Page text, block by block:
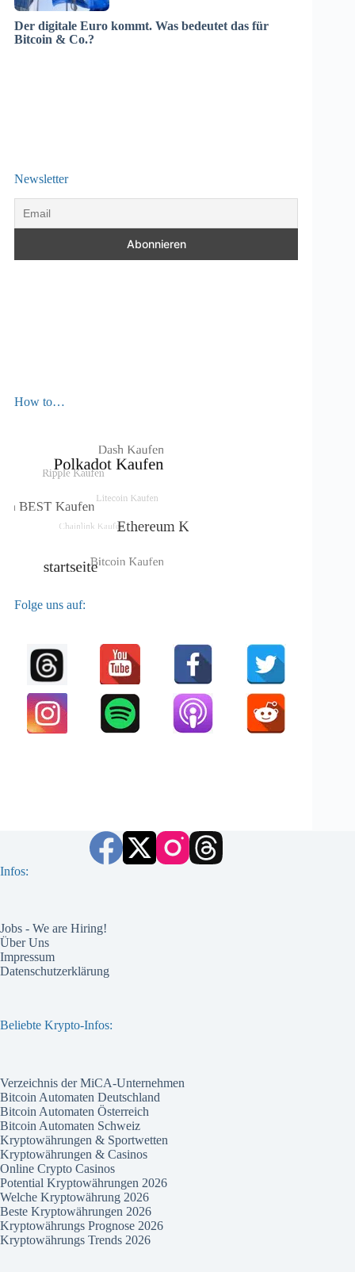
Der digitale Euro kommt. Was bedeutet das für
Bitcoin & Co.?
Newsletter
How to…
Folge uns auf:
Infos:
Jobs - We are Hiring!
Über Uns
Impressum
Datenschutzerklärung
Beliebte Krypto-Infos:
Verzeichnis der MiCA-Unternehmen
Bitcoin Automaten Deutschland
Bitcoin Automaten Österreich
Bitcoin Automaten Schweiz
Kryptowährungen & Sportwetten
Kryptowährungen & Casinos
Online Crypto Casinos
Potential Kryptowährungen 2026
Welche Kryptowährung 2026
Beste Kryptowährungen 2026
Kryptowährungs Prognose 2026
Kryptowährungs Trends 2026